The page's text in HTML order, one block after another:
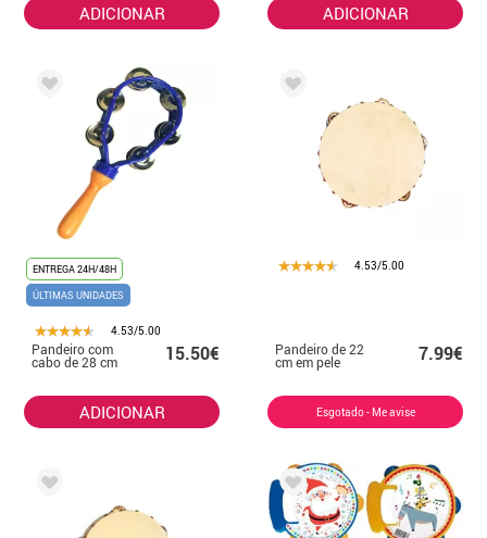
ADICIONAR ADICIONAR
ENTREGA 24H/48H
ÚLTIMAS UNIDADES
4.53/5.00
Pandeiro com
cabo de 28 cm 15.50€
ADICIONAR
4.53/5.00
Pandeiro de 22
cm em pele 7.99€
Esgotado - Me avise